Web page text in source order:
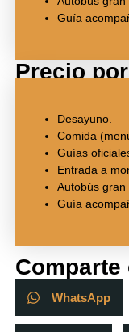
Guía
Precio
Desayuno.
Comida
Guías
Entrada a
Autobús gran
Guía
Comparte
WhatsApp